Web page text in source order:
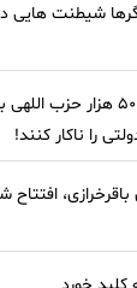
شیطنت هایی
از افاضات خرازی: ۵۰
را ناکار کنند!